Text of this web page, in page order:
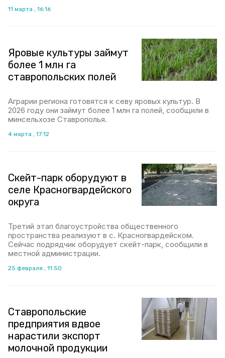
11 марта , 16:16
Яровые культуры займут
более 1 млн га
ставропольских полей
Аграрии региона готовятся к севу яровых культур. В
2026 году они займут более 1 млн га полей, сообщили в
минсельхозе Ставрополья.
4 марта , 17:12
Скейт-парк оборудуют в
селе Красногвардейского
округа
Третий этап благоустройства общественного
пространства реализуют в с. Красногвардейском.
Сейчас подрядчик оборудует скейт-парк, сообщили в
местной администрации.
25 февраля , 11:50
Ставропольские
предприятия вдвое
нарастили экспорт
молочной продукции